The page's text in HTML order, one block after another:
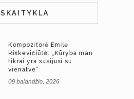
SKAITYKLA
Kompozitorė Emilė
Riškevičiūtė: „Kūryba man
tikrai yra susijusi su
vienatve“
09 balandžio, 2026